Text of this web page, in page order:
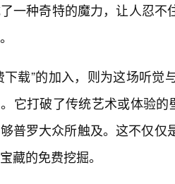
一种奇特的魔力，让人忍
下载”的加入，则为这场听
它打破了传统艺术或体验
普罗大众所触及。这不仅
藏的免费挖掘。